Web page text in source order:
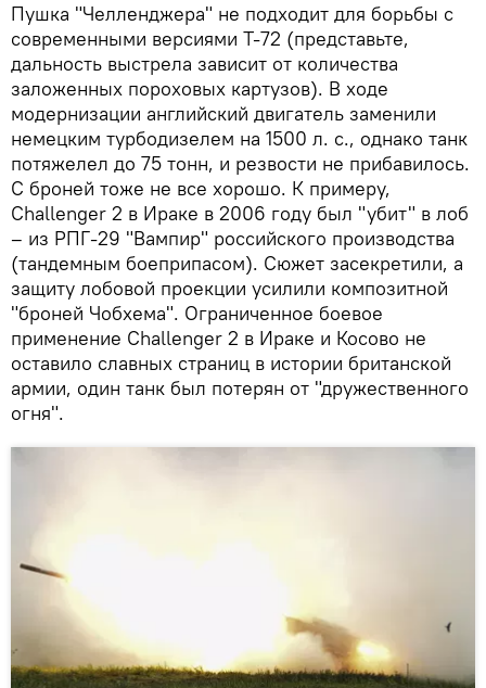
Пушка "Челленджера" не подходит для борьбы с
современными версиями Т-72 (представьте,
дальность выстрела зависит от количества
заложенных пороховых картузов). В ходе
модернизации английский двигатель заменили
немецким турбодизелем на 1500 л. с., однако танк
потяжелел до 75 тонн, и резвости не прибавилось.
С броней тоже не все хорошо. К примеру,
Challenger 2 в Ираке в 2006 году был "убит" в лоб
– из РПГ-29 "Вампир" российского производства
(тандемным боеприпасом). Сюжет засекретили, а
защиту лобовой проекции усилили композитной
"броней Чобхема". Ограниченное боевое
применение Challenger 2 в Ираке и Косово не
оставило славных страниц в истории британской
армии, один танк был потерян от "дружественного
огня".